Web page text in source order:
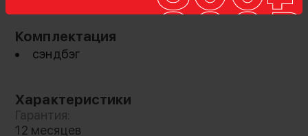
Мешок - утяжелитель типа "сэндбэг"
Комплектация
сэндбэг
Характеристики
Гарантия:
12 месяцев